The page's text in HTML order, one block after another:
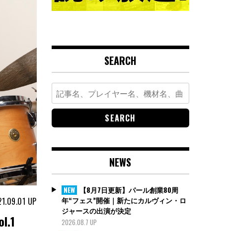
UP
SEARCH
Search
for:
NEWS
NEW
【8月7日更新】パール創業80周
年“フェス”開催｜新たにカルヴィン・ロ
ジャースの出演が決定
2026.08.7 UP